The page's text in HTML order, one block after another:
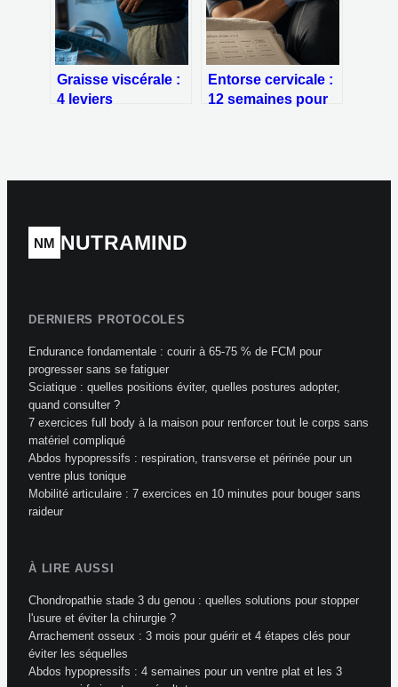
Graisse viscérale :
4 leviers
Entorse cervicale :
12 semaines pour
NM NUTRAMIND
DERNIERS PROTOCOLES
Endurance fondamentale : courir à 65-75 % de FCM pour
progresser sans se fatiguer
Sciatique : quelles positions éviter, quelles postures adopter,
quand consulter ?
7 exercices full body à la maison pour renforcer tout le corps sans
matériel compliqué
Abdos hypopressifs : respiration, transverse et périnée pour un
ventre plus tonique
Mobilité articulaire : 7 exercices en 10 minutes pour bouger sans
raideur
À LIRE AUSSI
Chondropathie stade 3 du genou : quelles solutions pour stopper
l'usure et éviter la chirurgie ?
Arrachement osseux : 3 mois pour guérir et 4 étapes clés pour
éviter les séquelles
Abdos hypopressifs : 4 semaines pour un ventre plat et les 3